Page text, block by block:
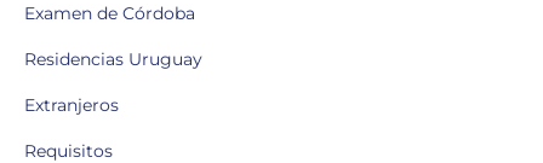
Examen de Córdoba
Residencias Uruguay
Extranjeros
Requisitos